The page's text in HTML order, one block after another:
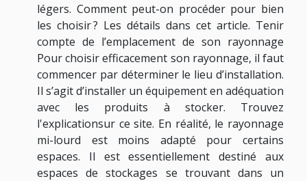
légers. Comment peut-on procéder pour bien
les choisir ? Les détails dans cet article. Tenir
compte de l’emplacement de son rayonnage
Pour choisir efficacement son rayonnage, il faut
commencer par déterminer le lieu d’installation.
Il s’agit d’installer un équipement en adéquation
avec les produits à stocker. Trouvez
l'explicationsur ce site. En réalité, le rayonnage
mi-lourd est moins adapté pour certains
espaces. Il est essentiellement destiné aux
espaces de stockages se trouvant dans un